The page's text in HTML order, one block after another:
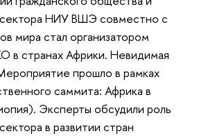
НИУ ВШЭ совместно с
мира стал организатором
в странах Африки. Невидимая
прошло в рамках
саммита: Африка в
Эксперты обсудили роль
в развитии стран